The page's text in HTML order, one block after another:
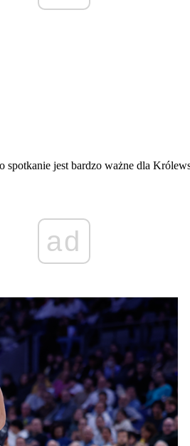
jest bardzo ważne dla
ad